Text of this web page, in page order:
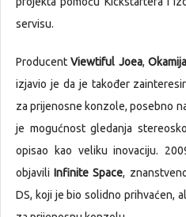
servisu.
ProducentViewtiful Joea,
izjavio je da je također
za prijenosne konzole, posebno
je mogućnost gledanja
opisao kao veliku inovaciju.
objaviliInfinite Space,
DS, koji je bio solidno prihvaćen,